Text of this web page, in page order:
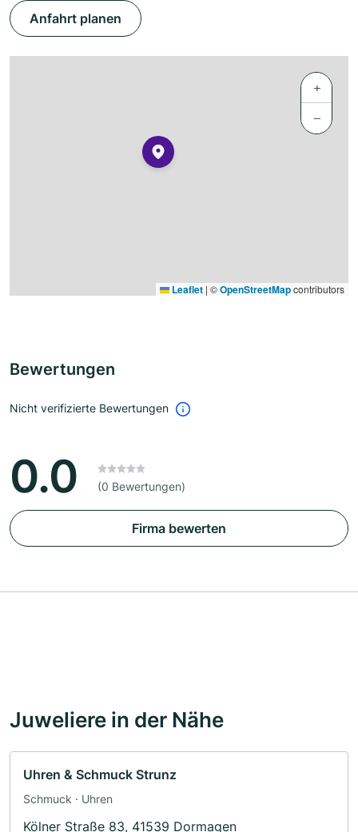
Anfahrt planen
+
−
Leaflet | ©OpenStreetMapcontributors
Bewertungen
Nicht verifizierte Bewertungen
0.0 (0 Bewertungen)
Firma bewerten
Juweliere in der Nähe
Uhren & Schmuck Strunz
Schmuck · Uhren
Kölner Straße 83, 41539 Dormagen